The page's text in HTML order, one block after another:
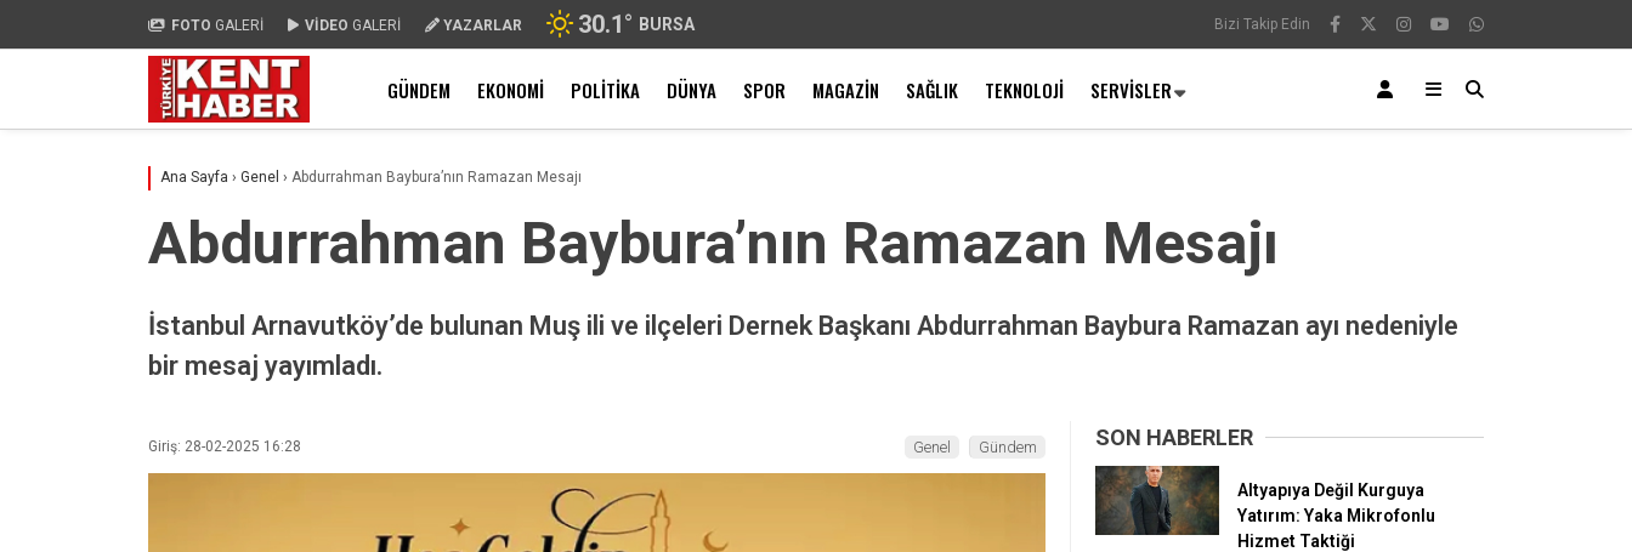
FOTO GALERİ VİDEO GALERİ YAZARLAR 30.1° BURSA Bizi Takip Edin
GÜNDEM EKONOMI POLITIKA DÜNYA SPOR MAGAZIN SAĞLIK TEKNOLOJI SERVISLER
Ana Sayfa › Genel › Abdurrahman Baybura’nın Ramazan Mesajı
Abdurrahman Baybura’nın Ramazan Mesajı
İstanbul Arnavutköy’de bulunan Muş ili ve ilçeleri Dernek Başkanı Abdurrahman Baybura Ramazan ayı nedeniyle
bir mesaj yayımladı.
Giriş: 28-02-2025 16:28 Genel Gündem SON HABERLER
Altyapıya Değil Kurguya
Yatırım: Yaka Mikrofonlu
Hizmet Taktiği